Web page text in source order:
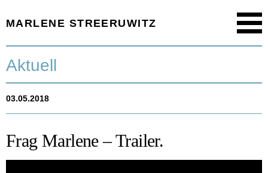
MARLENE STREERUWITZ
Timeline.
Texte.
Aktuell.
Aktuell
03.05.2018
Frag Marlene – Trailer.